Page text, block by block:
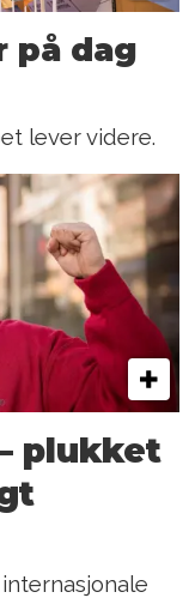
på dag
lever videre.
plukket